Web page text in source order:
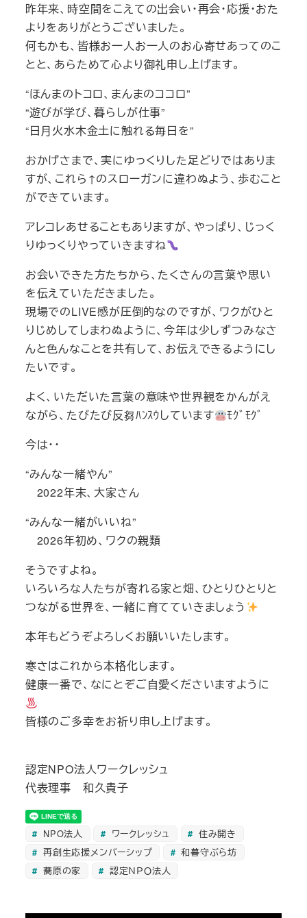
昨年来、時空間をこえての出会い・再会・応援・おた
よりをありがとうございました。
何もかも、皆様お一人お一人のお心寄せあってのこ
とと、あらためて心より御礼申し上げます。
“ほんまのトコロ、まんまのココロ”
“遊びが学び、暮らしが仕事”
“日月火水木金土に触れる毎日を”
おかげさまで、実にゆっくりした足どりではありま
すが、これら↑のスローガンに違わぬよう、歩むこと
ができています。
アレコレあせることもありますが、やっぱり、じっく
りゆっくりやっていきますね
お会いできた方たちから、たくさんの言葉や思い
を伝えていただきました。
現場でのLIVE感が圧倒的なのですが、ワクがひと
りじめしてしまわぬように、今年は少しずつみなさ
んと色んなことを共有して、お伝えできるようにし
たいです。
よく、いただいた言葉の意味や世界観をかんがえ
ながら、たびたび反芻ﾊﾝｽｳしています
ﾓｸﾞﾓｸﾞ
今は・・
“みんな一緒やん”
2022年末、大家さん
“みんな一緒がいいね”
2026年初め、ワクの親類
そうですよね。
いろいろな人たちが寄れる家と畑、ひとりひとりと
つながる世界を、一緒に育てていきましょう
本年もどうぞよろしくお願いいたします。
寒さはこれから本格化します。
健康一番で、なにとぞご自愛くださいますように
皆様のご多幸をお祈り申し上げます。
認定NPO法人ワークレッシュ
代表理事 和久貴子
NPO法人 ワークレッシュ
住み開き
再創生応援メンバーシップ
和暮守ぶら坊
蕎原の家
認定ＮＰＯ法人